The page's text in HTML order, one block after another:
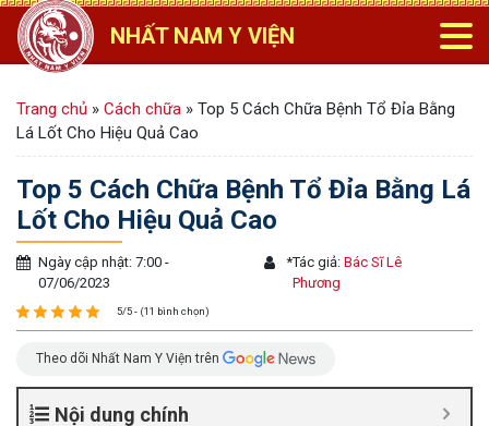
NHẤT NAM Y VIỆN
Trang chủ » Cách chữa » Top 5 Cách Chữa Bệnh Tổ Đỉa Bằng
Lá Lốt Cho Hiệu Quả Cao
Top 5 Cách Chữa Bệnh Tổ Đỉa Bằng Lá
Lốt Cho Hiệu Quả Cao
Ngày cập nhật: 7:00 -
07/06/2023
*Tác giả:Bác Sĩ Lê
Phương
5/5 - (11 bình chọn)
Theo dõi Nhất Nam Y Viện trên
Nội dung chính